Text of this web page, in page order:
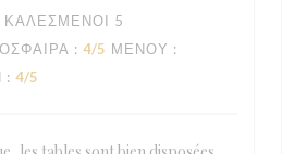
ΚΑΛΕΣΜΈΝΟΙ 5
: 4/5 ΜΕΝΟΎ :
: 4/5